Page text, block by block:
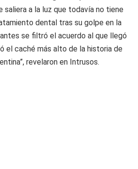
saliera a la luz que todavía no tiene
dental tras su golpe en la
se filtró el acuerdo al que llegó
el caché más alto de la historia de
revelaron en Intrusos.